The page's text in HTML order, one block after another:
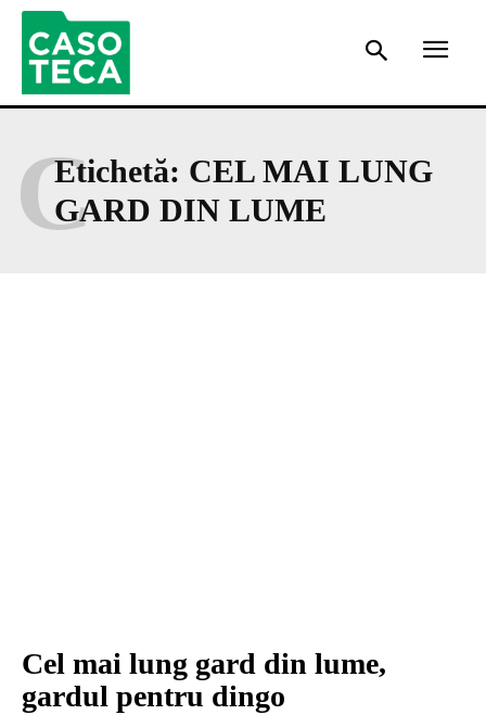
Etichetă: CEL MAI LUNG
GARD DIN LUME
C
Cel mai lung gard din lume,
gardul pentru dingo